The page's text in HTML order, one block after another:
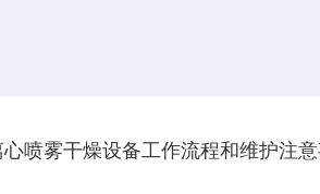
心喷雾干燥设备工作流程和维护注